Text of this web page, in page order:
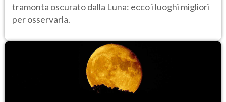
tramonta oscurato dalla Luna: ecco i luoghi migliori
per osservarla.